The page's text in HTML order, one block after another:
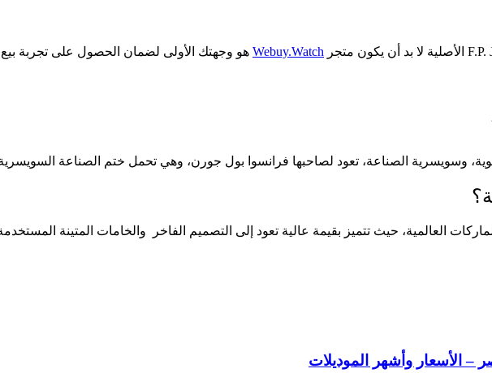
Webuy.Watch هو وجهتك الأولى لضمان الحصول على تجربة
وسويسرية الصناعة، تعود لصاحبها فرانسوا بول جورن، وهي تحمل ختم الصناعة
العالمية، حيث تتميز بقيمة عالية تعود إلى التصميم الفاخر والخامات المتينة
الأسعار وأشهر الموديلات